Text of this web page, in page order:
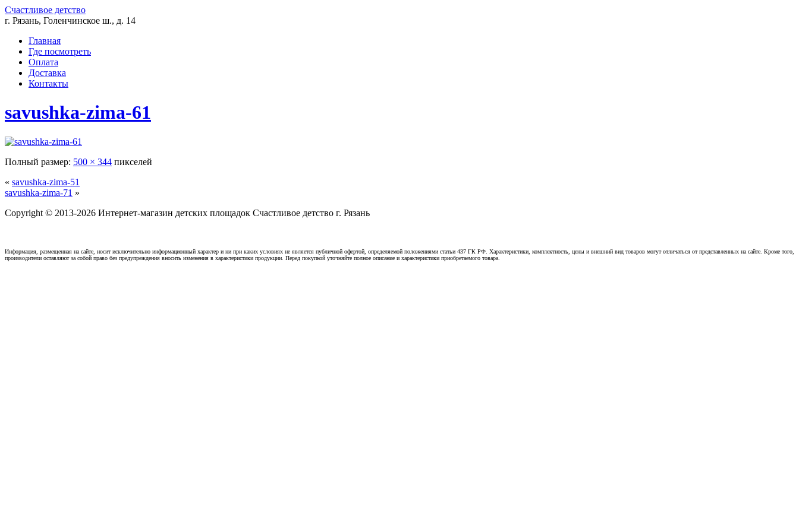
Счастливое детство
г. Рязань, Голенчинское ш., д. 14
Главная
Где посмотреть
Оплата
Доставка
Контакты
savushka-zima-61
Полный размер: 500 × 344 пикселей
« savushka-zima-51
savushka-zima-71 »
Copyright © 2013-2026 Интернет-магазин детских площадок Счастливое детство г. Рязань
Информация, размещенная на сайте, носит исключительно информационный характер и ни при каких условиях не является публичной офертой, определяемой положениями статьи 437 ГК РФ. Характеристики, комплектность, цены и внешний вид товаров могут отличаться от представленных на сайте. Кроме того,
производители оставляют за собой право без предупреждения вносить изменения в характеристики продукции. Перед покупкой уточняйте полное описание и характеристики приобретаемого товара.